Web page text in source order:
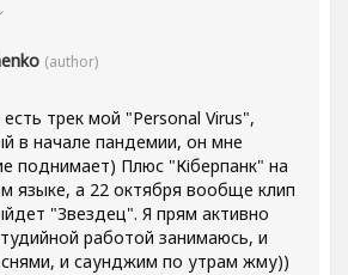
(author)
трек мой "Personal Virus",
в начале пандемии, он мне
поднимает) Плюс "Кіберпанк" на
языке, а 22 октября вообще клип
"Звездец". Я прям активно
работой занимаюсь, и
и саунджим по утрам жму))